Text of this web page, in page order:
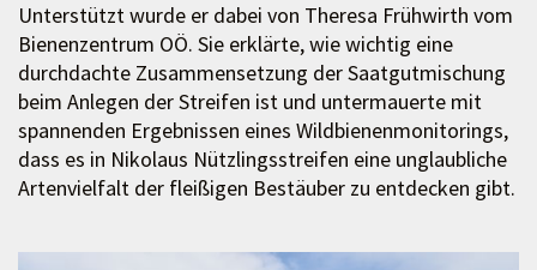
Unterstützt wurde er dabei von Theresa Frühwirth vom
Bienenzentrum OÖ. Sie erklärte, wie wichtig eine
durchdachte Zusammensetzung der Saatgutmischung
beim Anlegen der Streifen ist und untermauerte mit
spannenden Ergebnissen eines Wildbienenmonitorings,
dass es in Nikolaus Nützlingsstreifen eine unglaubliche
Artenvielfalt der fleißigen Bestäuber zu entdecken gibt.